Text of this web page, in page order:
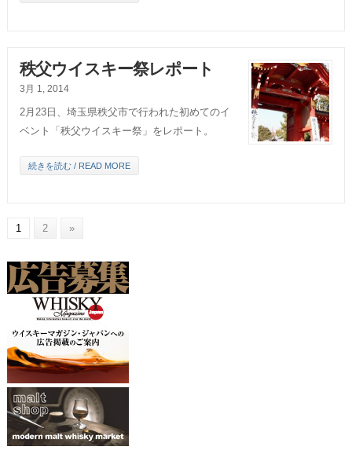
秩父ウイスキー祭レポート
3月 1, 2014
2月23日、埼玉県秩父市で行われた初めてのイ
ベント「秩父ウイスキー祭」をレポート。
続きを読む / READ MORE
1 2 »